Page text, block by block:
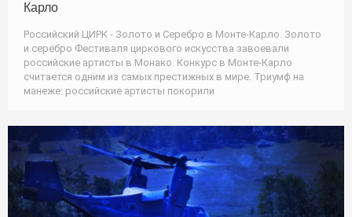
Карло
Российский ЦИРК - Золото и Серебро в Монте-Карло. Золото
и серебро Фестиваля циркового искусства завоевали
российские артисты в Монако. Конкурс в Монте-Карло
считается одним из самых престижных в мире. Триумф на
манеже: российские артисты покорили